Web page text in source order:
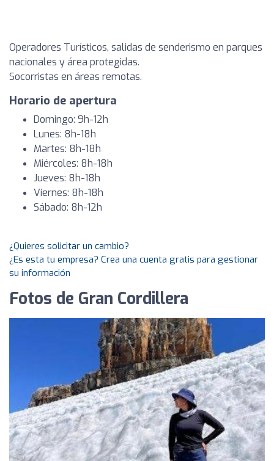
Operadores Turísticos, salidas de senderismo en parques
nacionales y área protegidas.
Socorristas en áreas remotas.
Horario de apertura
Domingo: 9h-12h
Lunes: 8h-18h
Martes: 8h-18h
Miércoles: 8h-18h
Jueves: 8h-18h
Viernes: 8h-18h
Sábado: 8h-12h
¿Quieres solicitar un cambio?
¿Es esta tu empresa? Crea una cuenta gratis para gestionar
su información
Fotos de Gran Cordillera